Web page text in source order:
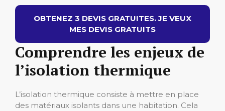
OBTENEZ 3 DEVIS GRATUITES. JE VEUX
MES DEVIS GRATUITS
Comprendre les enjeux de
l’isolation thermique
L’isolation thermique consiste à mettre en place
des matériaux isolants dans une habitation. Cela